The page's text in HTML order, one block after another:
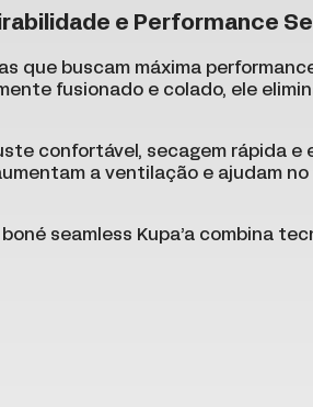
e Performance
que buscam máxima
fusionado e colado, ele
confortável, secagem rápida
a ventilação e ajudam
seamless Kupa’a combina